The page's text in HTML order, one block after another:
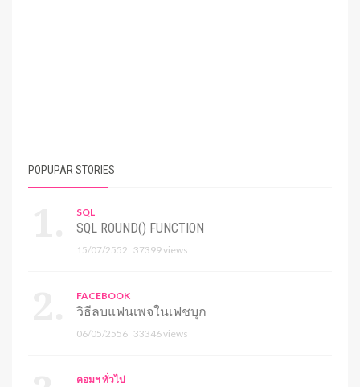
POPUPAR STORIES
SQL
SQL ROUND() FUNCTION
15/07/2552 37399 views
FACEBOOK
วิธีลบแฟนเพจในเฟชบุก
06/05/2556 33346 views
คอมฯ ทั่วไป